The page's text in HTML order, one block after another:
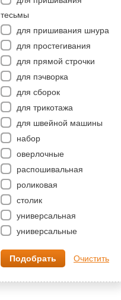
тесьмы
для пришивания шнура
для простегивания
для прямой строчки
для пэчворка
для сборок
для трикотажа
для швейной машины
набор
оверлочные
распошивальная
роликовая
столик
универсальная
универсальные
Очистить